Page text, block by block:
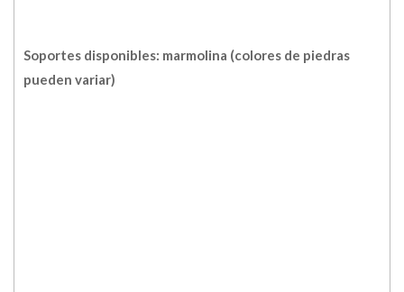
Soportes disponibles: marmolina (colores de piedras
pueden variar)